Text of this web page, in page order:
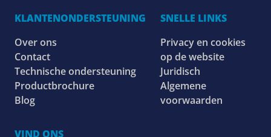
KLANTENONDERSTEUNING
Over ons
Contact
Technische ondersteuning
Productbrochure
Blog
SNELLE LINKS
Privacy en cookies
op de website
Juridisch
Algemene
voorwaarden
VIND ONS